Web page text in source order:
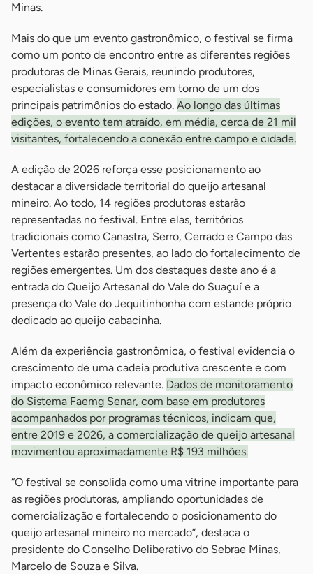
Minas.
Mais do que um evento gastronômico, o festival se firma
como um ponto de encontro entre as diferentes regiões
produtoras de Minas Gerais, reunindo produtores,
especialistas e consumidores em torno de um dos
principais patrimônios do estado. Ao longo das últimas
edições, o evento tem atraído, em média, cerca de 21 mil
visitantes, fortalecendo a conexão entre campo e cidade.
A edição de 2026 reforça esse posicionamento ao
destacar a diversidade territorial do queijo artesanal
mineiro. Ao todo, 14 regiões produtoras estarão
representadas no festival. Entre elas, territórios
tradicionais como Canastra, Serro, Cerrado e Campo das
Vertentes estarão presentes, ao lado do fortalecimento de
regiões emergentes. Um dos destaques deste ano é a
entrada do Queijo Artesanal do Vale do Suaçuí e a
presença do Vale do Jequitinhonha com estande próprio
dedicado ao queijo cabacinha.
Além da experiência gastronômica, o festival evidencia o
crescimento de uma cadeia produtiva crescente e com
impacto econômico relevante. Dados de monitoramento
do Sistema Faemg Senar, com base em produtores
acompanhados por programas técnicos, indicam que,
entre 2019 e 2026, a comercialização de queijo artesanal
movimentou aproximadamente R$ 193 milhões.
“O festival se consolida como uma vitrine importante para
as regiões produtoras, ampliando oportunidades de
comercialização e fortalecendo o posicionamento do
queijo artesanal mineiro no mercado”, destaca o
presidente do Conselho Deliberativo do Sebrae Minas,
Marcelo de Souza e Silva.